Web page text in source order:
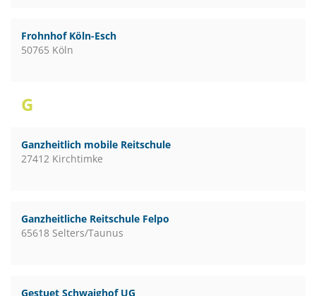
Frohnhof Köln-Esch
50765 Köln
G
Ganzheitlich mobile Reitschule
27412 Kirchtimke
Ganzheitliche Reitschule Felpo
65618 Selters/Taunus
Gestuet Schwaighof UG